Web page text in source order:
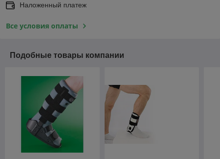
Наложенный платеж
Все условия оплаты
Подобные товары компании